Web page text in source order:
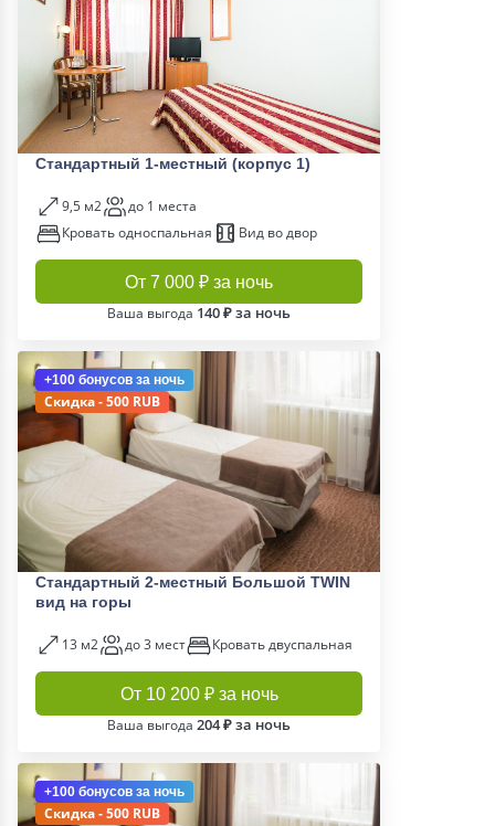
Стандартный 1-местный (корпус 1)
9,5 м2
до 1 места
Кровать односпальная
Вид во двор
От 7 000 ₽ за ночь
Ваша выгода 140 ₽ за ночь
+100 бонусов за ночь
Скидка - 500 RUB
Стандартный 2-местный Большой TWIN
вид на горы
13 м2 до 3 мест Кровать двуспальная
От 10 200 ₽ за ночь
Ваша выгода 204 ₽ за ночь
+100 бонусов за ночь
Скидка - 500 RUB